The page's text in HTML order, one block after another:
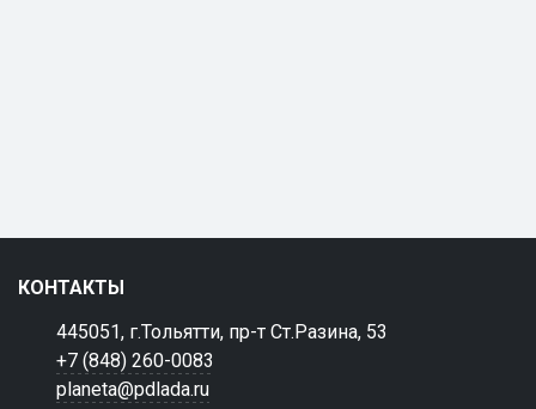
КОНТАКТЫ
445051, г.Тольятти, пр-т Ст.Разина, 53
+7 (848) 260-0083
planeta@pdlada.ru